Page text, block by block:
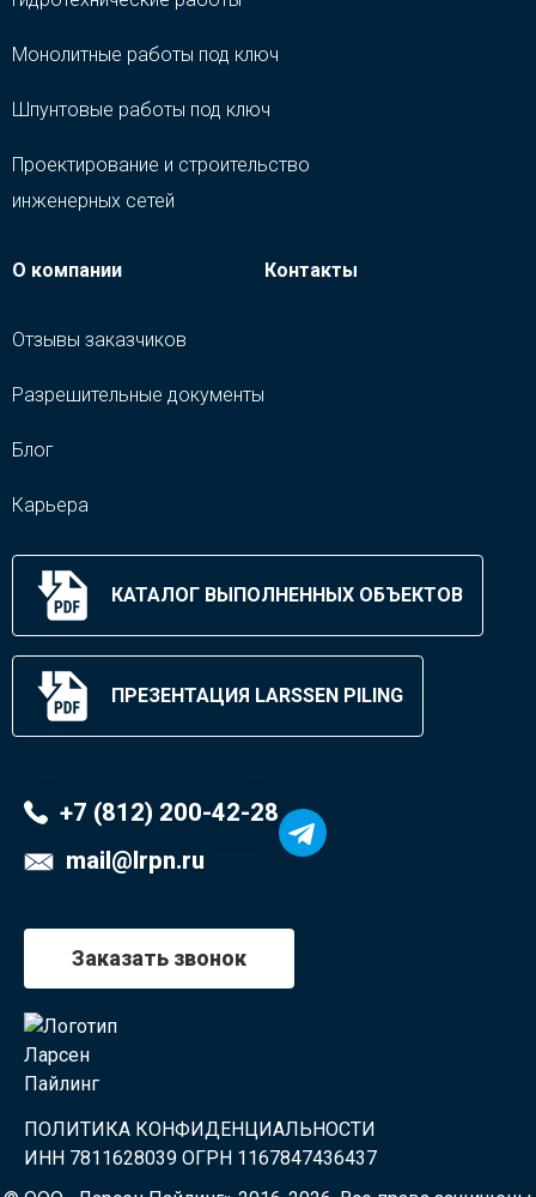
Монолитные работы под ключ
Шпунтовые работы под ключ
Проектирование и строительство
инженерных сетей
О компании
Отзывы заказчиков
Разрешительные документы
Блог
Карьера
Контакты
КАТАЛОГ ВЫПОЛНЕННЫХ ОБЪЕКТОВ
ПРЕЗЕНТАЦИЯ LARSSEN PILING
ПОЛИТИКА КОНФИДЕНЦИАЛЬНОСТИ
ИНН 7811628039 ОГРН 1167847436437
+7 (812) 200-42-28
mail@lrpn.ru
Заказать звонок